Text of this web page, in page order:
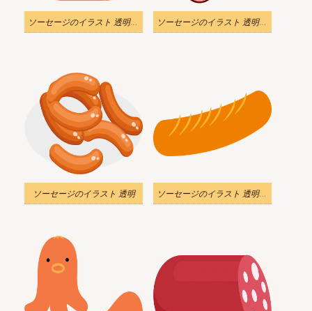
ソーセージのイラスト 透明背景をダウンロード ソーセージのイラスト 透明画像 2
ソーセージのイラスト 透明 ソーセージのイラスト 透明 PNG 2